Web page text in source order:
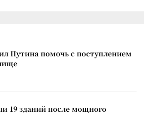
Путина помочь с поступлением
19 зданий после мощного